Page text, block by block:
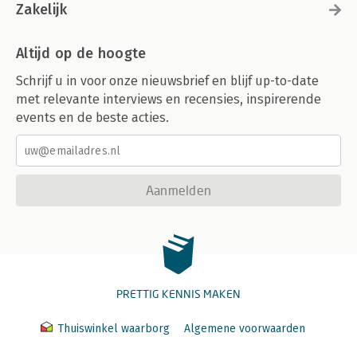
Zakelijk
Altijd op de hoogte
Schrijf u in voor onze nieuwsbrief en blijf up-to-date
met relevante interviews en recensies, inspirerende
events en de beste acties.
Aanmelden
PRETTIG KENNIS MAKEN
Thuiswinkel waarborg Algemene voorwaarden